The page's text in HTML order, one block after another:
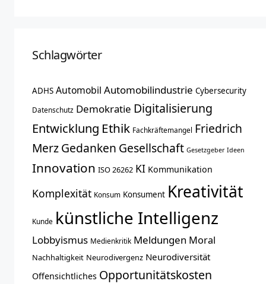
Schlagwörter
ADHS Automobil Automobilindustrie Cybersecurity
Datenschutz Demokratie Digitalisierung
Entwicklung Ethik Fachkräftemangel Friedrich
MerzGedanken Gesellschaft Gesetzgeber Ideen
Innovation ISO 26262 KI Kommunikation
Komplexität Konsum Konsument Kreativität
Kunde künstliche Intelligenz
Lobbyismus Medienkritik Meldungen Moral
Nachhaltigkeit Neurodivergenz Neurodiversität
Offensichtliches Opportunitätskosten